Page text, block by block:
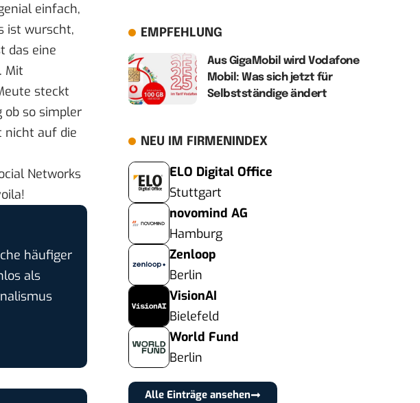
einfach,
ist wurscht,
das eine
Mit
steckt
ob so simpler
nicht auf die
Networks
häufiger
als
EMPFEHLUNG
Aus GigaMobil wird Vodafone
Mobil: Was sich jetzt für
Selbstständige ändert
NEU IM FIRMENINDEX
ELO Digital Office
Stuttgart
novomind AG
Hamburg
Zenloop
Berlin
VisionAI
Bielefeld
World Fund
Berlin
Alle Einträge ansehen